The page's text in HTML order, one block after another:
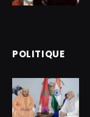
POLITIQUE